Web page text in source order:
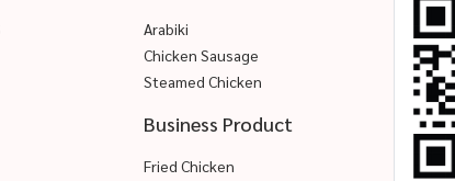
Arabiki
Chicken Sausage
Steamed Chicken
Business Product
Fried Chicken